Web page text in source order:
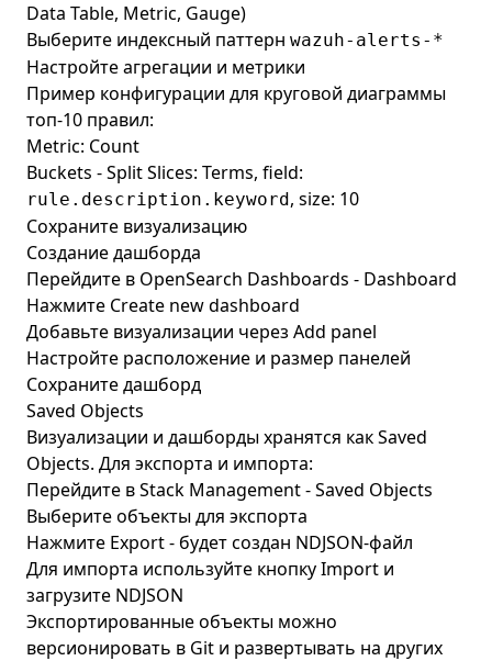
Data Table, Metric, Gauge)
Выберите индексный паттерн wazuh-alerts-*
Настройте агрегации и метрики
Пример конфигурации для круговой диаграммы
топ-10 правил:
Metric: Count
Buckets - Split Slices: Terms, field:
rule.description.keyword, size: 10
Сохраните визуализацию
Создание дашборда
Перейдите в OpenSearch Dashboards - Dashboard
Нажмите Create new dashboard
Добавьте визуализации через Add panel
Настройте расположение и размер панелей
Сохраните дашборд
Saved Objects
Визуализации и дашборды хранятся как Saved
Objects. Для экспорта и импорта:
Перейдите в Stack Management - Saved Objects
Выберите объекты для экспорта
Нажмите Export - будет создан NDJSON-файл
Для импорта используйте кнопку Import и
загрузите NDJSON
Экспортированные объекты можно
версионировать в Git и развертывать на других